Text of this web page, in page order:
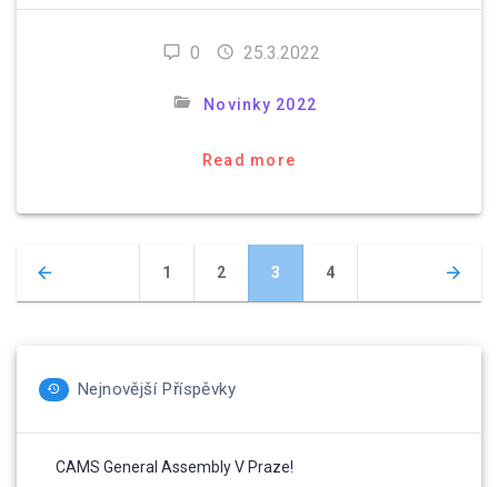
0 25.3.2022
Novinky 2022
Read more
Posts
navigation
Page
1 Page
2 Page
3 Page
4
Nejnovější Příspěvky
CAMS General Assembly V Praze!